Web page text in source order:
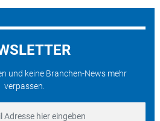
und keine Branchen-News mehr
verpassen.